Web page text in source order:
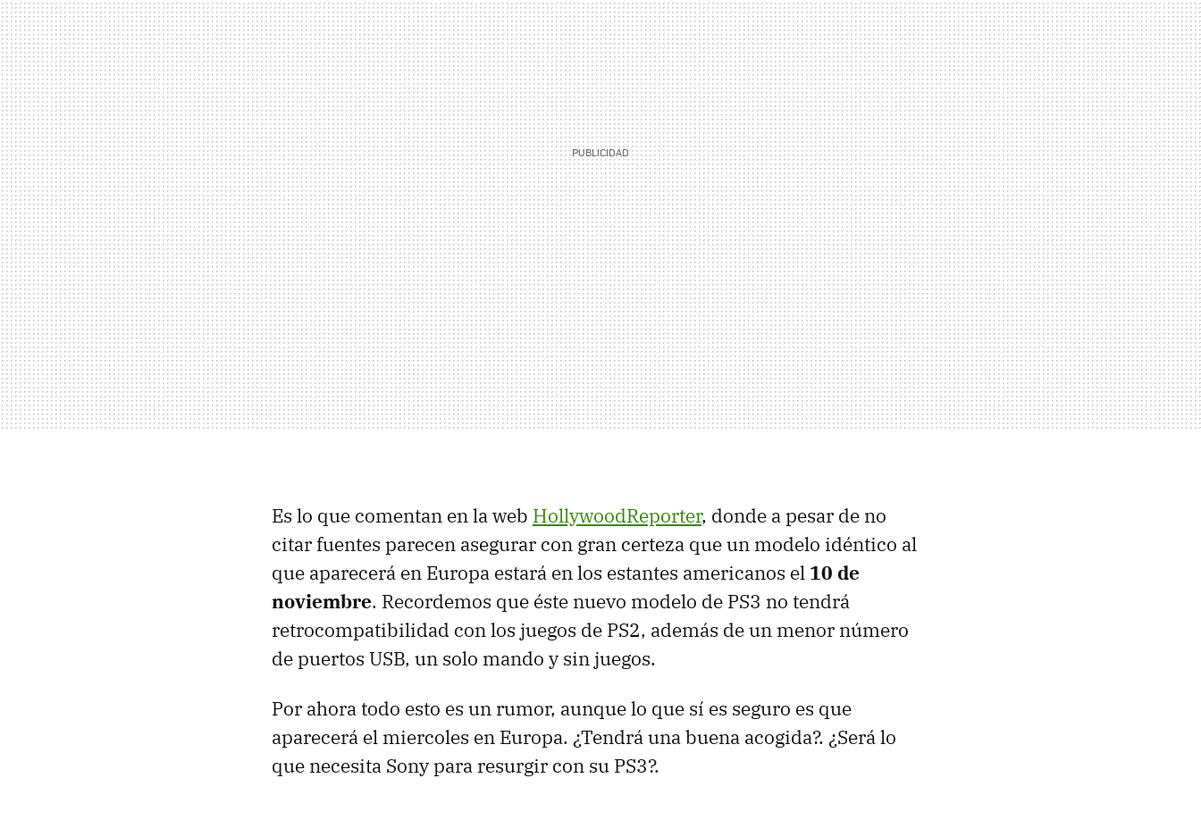
Es lo que comentan en la web HollywoodReporter, donde a pesar de no
citar fuentes parecen asegurar con gran certeza que un modelo idéntico al
que aparecerá en Europa estará en los estantes americanos el 10 de
noviembre. Recordemos que éste nuevo modelo de PS3 no tendrá
retrocompatibilidad con los juegos de PS2, además de un menor número
de puertos USB, un solo mando y sin juegos.
Por ahora todo esto es un rumor, aunque lo que sí es seguro es que
aparecerá el miercoles en Europa. ¿Tendrá una buena acogida?. ¿Será lo
que necesita Sony para resurgir con su PS3?.